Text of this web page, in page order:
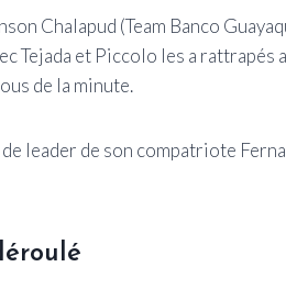
Chalapud (Team Banco
Tejada et Piccolo les a
de la minute.
leader de son compatriote